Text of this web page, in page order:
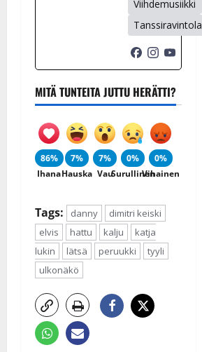
Viihdemusiikki
Tanssiravintola
MITÄ TUNTEITA JUTTU HERÄTTI?
86%
Ihana
7%
Hauska
7%
Vau
0%
Surullinen
0%
Vihainen
Tags: danny
dimitri keiski
elvis
hattu kalju
katja
lukin
lätsä peruukki
tyyli
ulkonäkö